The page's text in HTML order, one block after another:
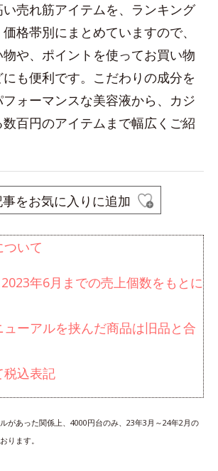
い売れ筋アイテムを、ランキング
格帯別にまとめていますので、
や、ポイントを使ってお買い物
も便利です。こだわりの成分を
ォーマンスな美容液から、カジ
百円のアイテムまで幅広くご紹
事をお気に入りに追加
いて
年6月までの売上個数をもとに
ューアルを挟んだ商品は旧品と合
税込表記
があった関係上、4000円台のみ、23年3月～24年2月の
ります。